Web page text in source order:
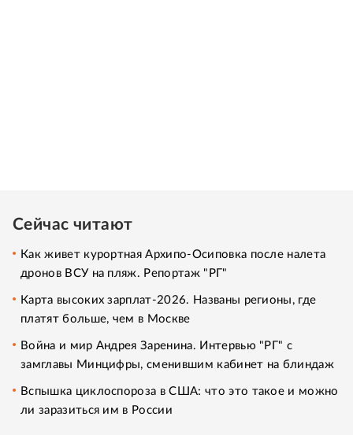
Сейчас читают
Как живет курортная Архипо-Осиповка после налета
дронов ВСУ на пляж. Репортаж "РГ"
Карта высоких зарплат-2026. Названы регионы, где
платят больше, чем в Москве
Война и мир Андрея Заренина. Интервью "РГ" с
замглавы Минцифры, сменившим кабинет на блиндаж
Вспышка циклоспороза в США: что это такое и можно
ли заразиться им в России